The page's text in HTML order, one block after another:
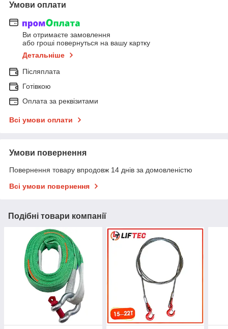
Умови оплати
Ви отримаєте замовлення
або гроші повернуться на вашу картку
Детальніше
Післяплата
Готівкою
Оплата за реквізитами
Всі умови оплати
Умови повернення
Повернення товару впродовж 14 днів за домовленістю
Всі умови повернення
Подібні товари компанії